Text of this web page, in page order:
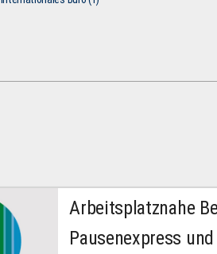
Arbeitsplatznahe
Pausenexpress und